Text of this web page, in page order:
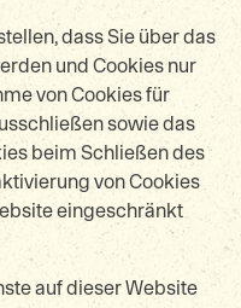
dass Sie über das
und Cookies nur
von Cookies für
sowie das
beim Schließen des
von Cookies
eingeschränkt
auf dieser Website